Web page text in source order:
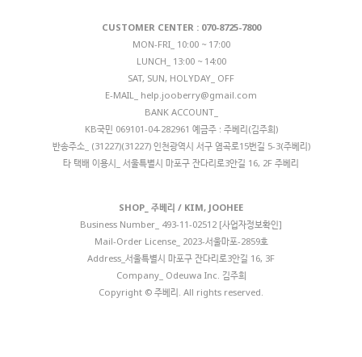
CUSTOMER CENTER : 070-8725-7800
MON-FRI_ 10:00 ~ 17:00
LUNCH_ 13:00 ~ 14:00
SAT, SUN, HOLYDAY_ OFF
E-MAIL_ help.jooberry@gmail.com
BANK ACCOUNT_
KB국민 069101-04-282961 예금주 : 주베리(김주희)
반송주소_ (31227)(31227) 인천광역시 서구 염곡로15번길 5-3(주베리)
타 택배 이용시_ 서울특별시 마포구 잔다리로3안길 16, 2F 주베리
SHOP_ 주베리 / KIM, JOOHEE
Business Number_ 493-11-02512 [사업자정보확인]
Mail-Order License_ 2023-서울마포-2859호
Address_서울특별시 마포구 잔다리로3안길 16, 3F
Company_ Odeuwa Inc. 김주희
Copyright © 주베리. All rights reserved.